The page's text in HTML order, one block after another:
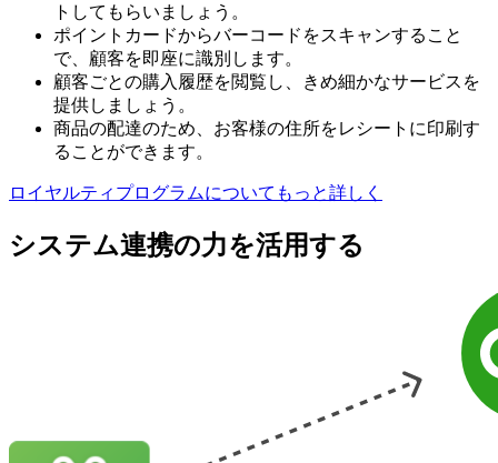
トしてもらいましょう。
ポイントカードからバーコードをスキャンすること
で、顧客を即座に識別します。
顧客ごとの購入履歴を閲覧し、きめ細かなサービスを
提供しましょう。
商品の配達のため、お客様の住所をレシートに印刷す
ることができます。
ロイヤルティプログラムについてもっと詳しく
システム連携の力を活用する